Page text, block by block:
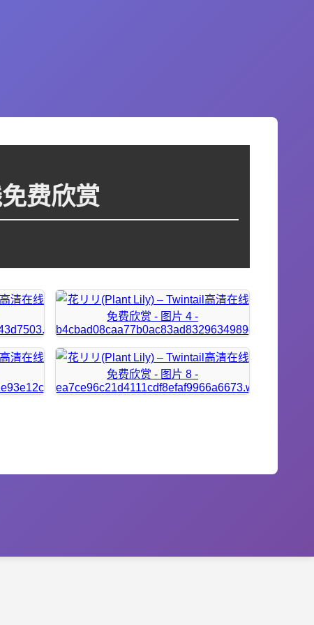
费欣赏